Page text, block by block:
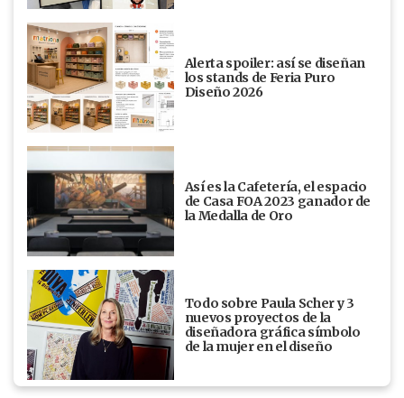
Alerta spoiler: así se diseñan
los stands de Feria Puro
Diseño 2026
Así es la Cafetería, el espacio
de Casa FOA 2023 ganador de
la Medalla de Oro
Todo sobre Paula Scher y 3
nuevos proyectos de la
diseñadora gráfica símbolo
de la mujer en el diseño